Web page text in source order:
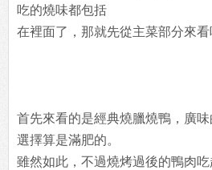
吃的燒味都包括
在裡面了，那就先從主菜部分來看
首先來看的是經典燒臘燒鴨，廣
選擇算是滿肥的。
雖然如此，不過燒烤過後的鴨肉